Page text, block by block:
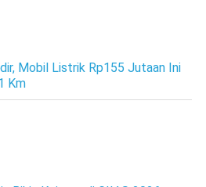
Mobil Listrik Rp155 Jutaan Ini
Km